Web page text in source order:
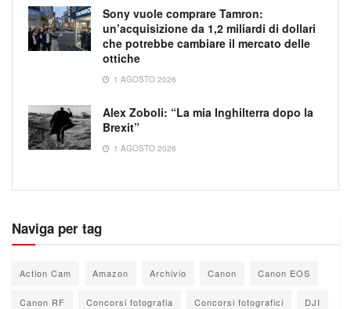
Sony vuole comprare Tamron:
un’acquisizione da 1,2 miliardi di dollari
che potrebbe cambiare il mercato delle
ottiche
1 AGOSTO 2026
Alex Zoboli: “La mia Inghilterra dopo la
Brexit”
1 AGOSTO 2026
Naviga per tag
Action Cam Amazon Archivio Canon Canon EOS
Canon RF Concorsi fotografia Concorsi fotografici DJI